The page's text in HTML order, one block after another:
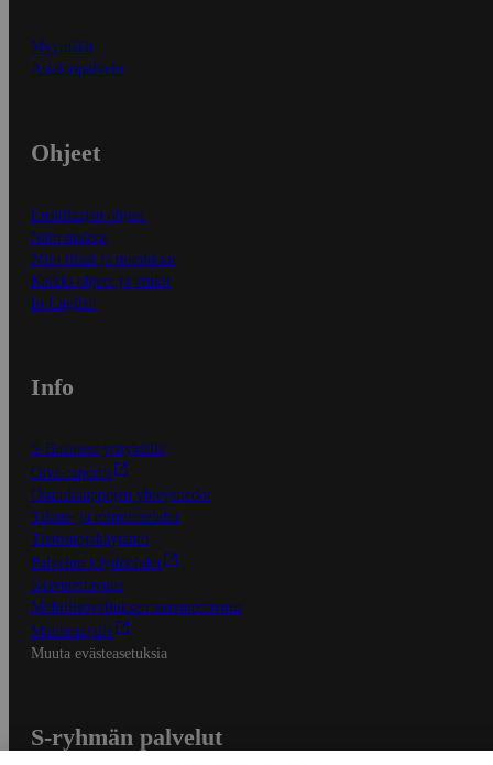
Myymälät
Asiakaspalvelu
Ohjeet
Ensitilaajan ohjeet
Näin maksat
Näin tilaat ja muokkaat
Kaikki ohjeet ja vinkit
In English
Info
S-Business yrityksille
Oiva-raportit
Osuuskauppojen yhteystiedot
Tilaus- ja toimitusehdot
Tietosuojakäytäntö
Palvelun käyttöehdot
Saavutettavuus
Mobiilisovelluksen saavutettavuus
Mainostajalle
Muuta evästeasetuksia
S-ryhmän palvelut